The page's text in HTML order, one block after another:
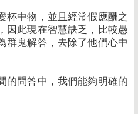
中物，並且經常假應酬之
因此現在智慧缺乏，比較愚
群鬼解答，去除了他們心中
問答中，我們能夠明確的